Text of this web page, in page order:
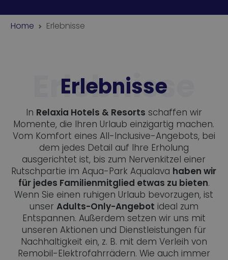
Home Erlebnisse
Erlebnisse
In Relaxia Hotels & Resorts schaffen wir
Momente, die Ihren Urlaub einzigartig machen.
Vom Komfort eines All-Inclusive-Angebots, bei
dem jedes Detail auf Ihre Erholung
ausgerichtet ist, bis zum Nervenkitzel einer
Rutschpartie im Aqua-Park Aqualava haben wir
für jedes Familienmitglied etwas zu bieten.
Wenn Sie einen ruhigen Urlaub bevorzugen, ist
unser Adults-Only-Angebot ideal zum
Entspannen. Außerdem setzen wir uns mit
unseren Aktionen und Dienstleistungen für
Nachhaltigkeit ein, z. B. mit dem Verleih von
Remobil-Elektrofahrrädern. Wie auch immer